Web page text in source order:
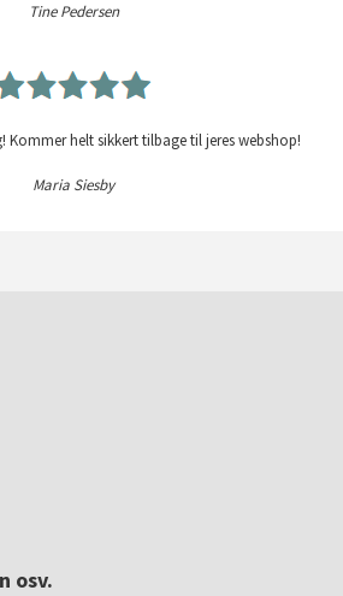
Tine Pedersen
helt sikkert tilbage til jeres webshop!
Maria Siesby
osv.